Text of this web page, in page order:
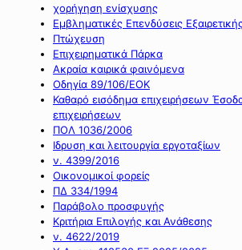
χορήγηση ενίσχυσης
Εμβληματικές Επενδύσεις
Πτώχευση
Επιχειρηματικά Πάρκα
Ακραία καιρικά φαινόμενα
Οδηγία 89/106/ΕΟΚ
Καθαρό εισόδημα επιχειρήσεων
επιχειρήσεων
ΠΟΛ 1036/2006
Ιδρυση και λειτουργία εργοταξίων
ν. 4399/2016
Οικονομικοί φορείς
ΠΔ 334/1994
Παράβολο προσφυγής
Κριτήρια Επιλογής και Ανάθεσης
ν. 4622/2019